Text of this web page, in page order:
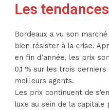
Les
Bordeaux a vu son
bien résister à la crise.
en fin d’année, les prix
0,1 % sur les trois derniers
meilleurs agents.
Les prix continuent de
luxe au sein de la capitale